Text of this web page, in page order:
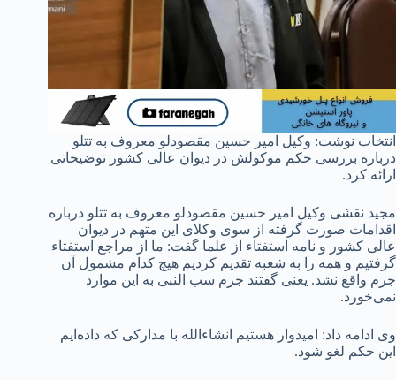
انتخاب نوشت: وکیل امیر حسین مقصودلو معروف به تتلو
درباره بررسی حکم موکولش در دیوان عالی کشور توضیحاتی
ارائه کرد.
مجید نقشی وکیل امیر حسین مقصودلو معروف به تتلو درباره
اقدامات صورت گرفته از سوی وکلای این متهم در دیوان
عالی کشور و نامه استفتاء از علما گفت: ما از مراجع استفتاء
گرفتیم و همه را به شعبه تقدیم کردیم هیچ کدام مشمول آن
جرم واقع نشد. یعنی گفتند جرم سب النبی به این موارد
نمی‌خورد.
وی ادامه داد: امیدوار هستیم انشاءالله با مدارکی که داده‌ایم
این حکم لغو شود.